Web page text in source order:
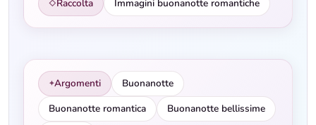
◇Raccolta Immagini buonanotte romantiche
✦Argomenti
Buonanotte
Buonanotte romantica
Buonanotte bellissime